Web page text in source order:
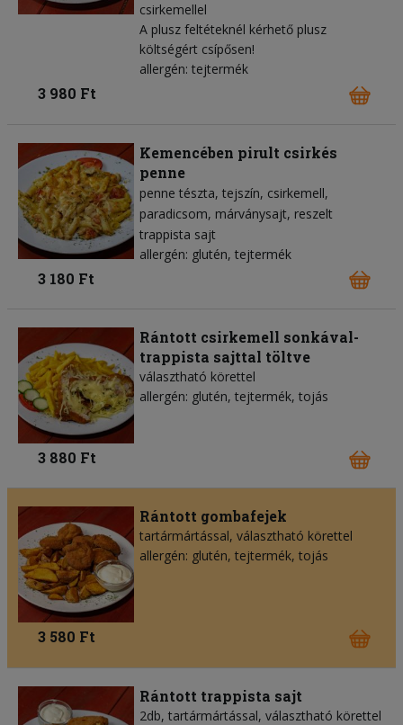
csirkemellel
A plusz feltéteknél kérhető plusz
költségért csípősen!
allergén: tejtermék
3 980 Ft
Kemencében pirult csirkés
penne
penne tészta tejszín csirkemell
paradicsom márványsajt reszelt
trappista sajt
allergén: glutén, tejtermék
3 180 Ft
Rántott csirkemell sonkával-
trappista sajttal töltve
választható körettel
allergén: glutén, tejtermék, tojás
3 880 Ft
Rántott gombafejek
tartármártással, választható körettel
allergén: glutén, tejtermék, tojás
3 580 Ft
Rántott trappista sajt
2db, tartármártással, választható körettel